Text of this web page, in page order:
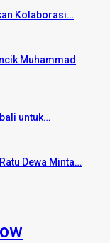
Kolaborasi…
Muhammad
untuk…
Dewa Minta…